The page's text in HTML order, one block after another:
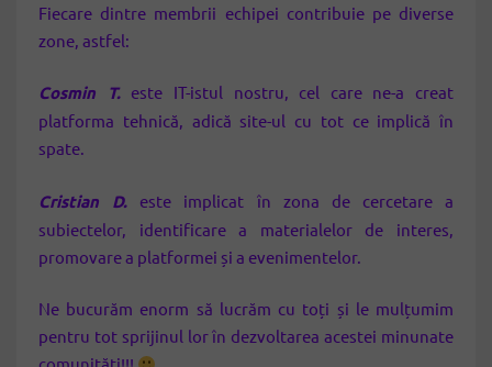
Fiecare dintre membrii echipei contribuie pe diverse
zone, astfel:
Cosmin T.este IT-istul nostru, cel care ne-a creat
platforma tehnică, adică site-ul cu tot ce implică în
spate.
Cristian D. este implicat în zona de cercetare a
subiectelor, identificare a materialelor de interes,
promovare a platformei și a evenimentelor.
Ne bucurăm enorm să lucrăm cu toți și le mulțumim
pentru tot sprijinul lor în dezvoltarea acestei minunate